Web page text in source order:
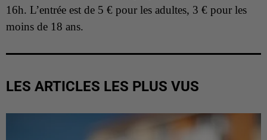
16h. L’entrée est de 5 € pour les adultes, 3 € pour les
moins de 18 ans.
LES ARTICLES LES PLUS VUS